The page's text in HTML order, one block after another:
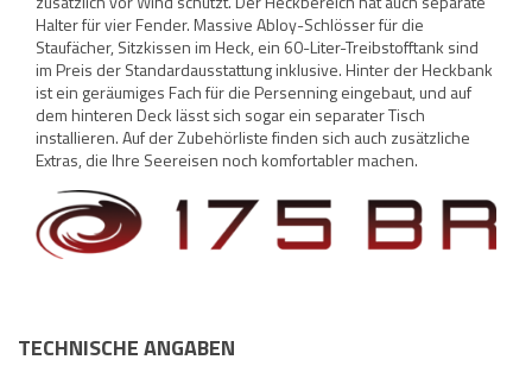
Halter für vier Fender. Massive Abloy-Schlösser für die
Staufächer, Sitzkissen im Heck, ein 60-Liter-Treibstofftank sind
im Preis der Standardausstattung inklusive. Hinter der Heckbank
ist ein geräumiges Fach für die Persenning eingebaut, und auf
dem hinteren Deck lässt sich sogar ein separater Tisch
installieren. Auf der Zubehörliste finden sich auch zusätzliche
Extras, die Ihre Seereisen noch komfortabler machen.
TECHNISCHE ANGABEN